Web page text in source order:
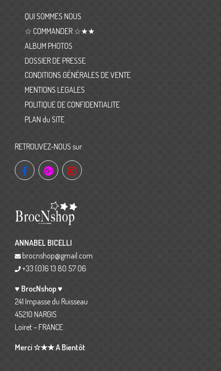
QUI SOMMES NOUS
☆ COMMANDER ☆★★
ALBUM PHOTOS
DOSSIER DE PRESSE
CONDITIONS GÉNÉRALES DE VENTE
MENTIONS LEGALES
POLITIQUE DE CONFIDENTIALITE
PLAN du SITE
RETROUVEZ-NOUS sur
ANNABEL BICELLI
brocnshop@gmail.com
+33 (0)6 13 80 57 06
♥ BrocNshop ♥
241 Impasse du Ruisseau
45210 NARGIS
Loiret – FRANCE
Merci ☆★★ A Bientôt